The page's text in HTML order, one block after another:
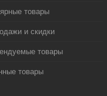
товары
и скидки
товары
товары